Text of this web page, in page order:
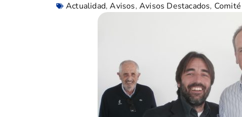
Actualidad,Avisos,Avisos Destacados,